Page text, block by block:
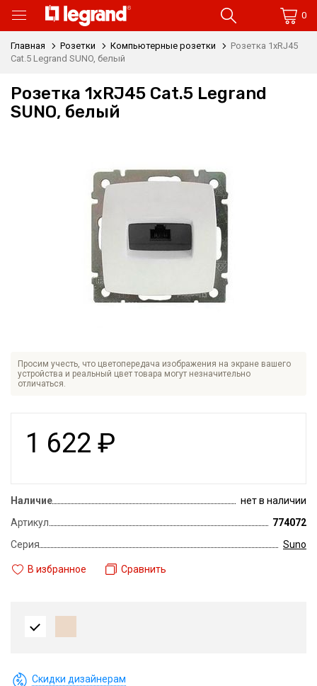
0
Главная Розетки Компьютерные розетки
Розетка 1xRJ45
Cat.5 Legrand SUNO, белый
Розетка 1xRJ45 Cat.5 Legrand
SUNO, белый
Просим учесть, что цветопередача изображения на экране вашего
устройства и реальный цвет товара могут незначительно
отличаться.
1 622 ₽
Наличие
нет в наличии
Артикул
774072
Серия
Suno
В избранное Сравнить
Скидки дизайнерам